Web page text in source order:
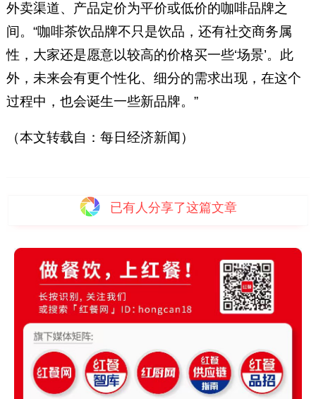
外卖渠道、产品定价为平价或低价的咖啡品牌之
间。“咖啡茶饮品牌不只是饮品，还有社交商务属
性，大家还是愿意以较高的价格买一些‘场景’。此
外，未来会有更个性化、细分的需求出现，在这个
过程中，也会诞生一些新品牌。”
（本文转载自：每日经济新闻）
已有人分享了这篇文章